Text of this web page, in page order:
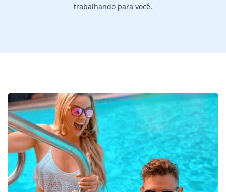
trabalhando para você.